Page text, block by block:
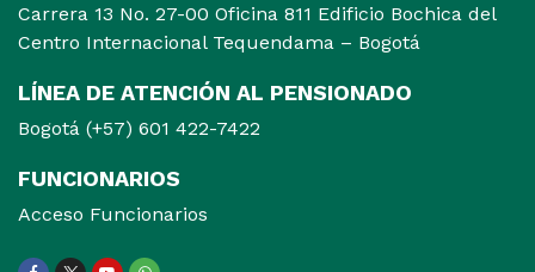
Carrera 13 No. 27-00 Oficina 811 Edificio Bochica del
Centro Internacional Tequendama – Bogotá
LÍNEA DE ATENCIÓN AL PENSIONADO
Bogotá (+57) 601 422-7422
FUNCIONARIOS
Acceso Funcionarios